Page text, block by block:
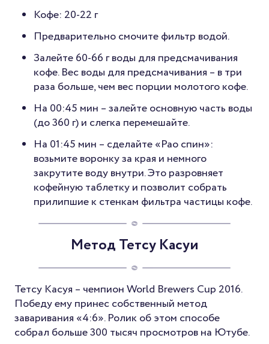
Кофе: 20-22 г
Предварительно смочите фильтр водой.
Залейте 60-66 г воды для предсмачивания
кофе. Вес воды для предсмачивания – в три
раза больше, чем вес порции молотого кофе.
На 00:45 мин – залейте основную часть воды
(до 360 г) и слегка перемешайте.
На 01:45 мин – сделайте «Рао спин»:
возьмите воронку за края и немного
закрутите воду внутри. Это разровняет
кофейную таблетку и позволит собрать
прилипшие к стенкам фильтра частицы кофе.
Метод Тетсу Касуи
Тетсу Касуя – чемпион World Brewers Cup 2016.
Победу ему принес собственный метод
заваривания «4:6». Ролик об этом способе
собрал больше 300 тысяч просмотров на Ютубе.